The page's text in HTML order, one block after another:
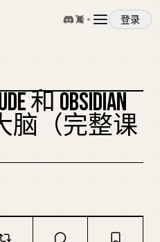
登录
复刻封面
和 OBSIDIAN
脑（完整课